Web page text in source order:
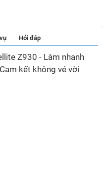
Hỏi đáp
Z930 - Làm nhanh
kết không vẻ vời